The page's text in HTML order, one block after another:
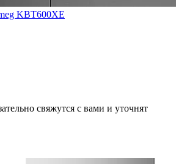
KBT600XE
свяжутся с вами и уточнят